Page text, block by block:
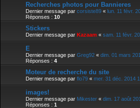
Recherches photos pour Bannieres
Dernier message par corsiste89 « lun. 11 févr.
Réponses : 10
Stickers
Dernier message par Kazaam « sam. 11 févr.
E
Dernier message par Greg92 « dim. 01 mars
Réponses : 4
Moteur de recherche du site
Dernier message par flo79 « mer. 31 déc. 2014
images!
Dernier message par Mikester « dim. 17 août
Réponses : 1